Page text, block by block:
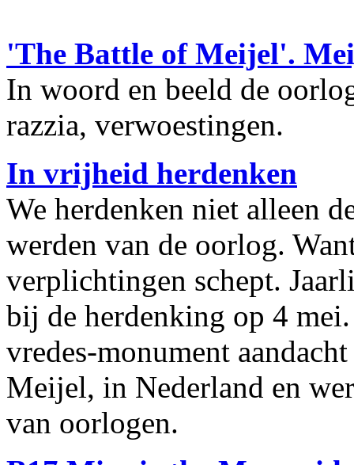
'The Battle of Meijel'.
In woord en beeld de
razzia, verwoestingen.
In vrijheid herdenken
We herdenken niet alleen
werden van de oorlog.
verplichtingen schept.
bij de herdenking op 4
vredes-monument
Meijel, in Nederland en
van oorlogen.